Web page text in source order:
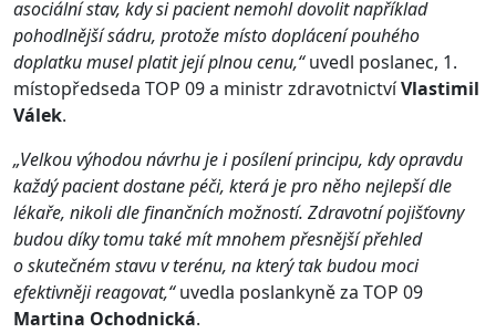
asociální stav, kdy si pacient nemohl dovolit například
pohodlnější sádru, protože místo doplácení pouhého
doplatku musel platit její plnou cenu,“uvedl poslanec, 1.
místopředseda TOP 09 a ministr zdravotnictvíVlastimil
Válek.
„Velkou výhodou návrhu je i posílení principu, kdy opravdu
každý pacient dostane péči, která je pro něho nejlepší dle
lékaře, nikoli dle finančních možností. Zdravotní pojišťovny
budou díky tomu také mít mnohem přesnější přehled
o skutečném stavu v terénu, na který tak budou moci
efektivněji reagovat,“uvedla poslankyně za TOP 09
Martina Ochodnická.